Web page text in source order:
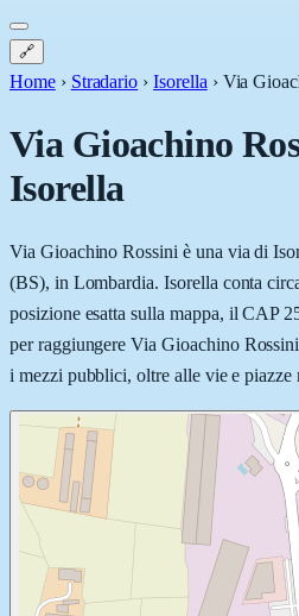
🔗
Home › Stradario › Isorella › Via
Via Gioachino
Isorella
Via Gioachino Rossini è una via di
(BS), in Lombardia. Isorella conta
posizione esatta sulla mappa, il CAP
per raggiungere Via Gioachino
i mezzi pubblici, oltre alle vie e piazze